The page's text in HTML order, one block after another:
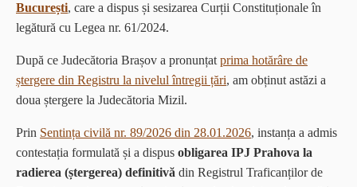
București, care a dispus și sesizarea Curții Constituționale în
legătură cu Legea nr. 61/2024.
După ce Judecătoria Brașov a pronunțat prima hotărâre de
ștergere din Registru la nivelul întregii țări, am obținut astăzi a
doua ștergere la Judecătoria Mizil.
Prin Sentința civilă nr. 89/2026 din 28.01.2026, instanța a admis
contestația formulată și a dispus obligarea IPJ Prahova la
radierea (ștergerea) definitivă din Registrul Traficanților de